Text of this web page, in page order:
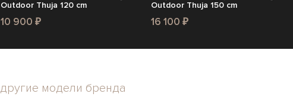
Outdoor Thuja 120 cm
10 900 ₽
Outdoor Thuja 150 cm
16 100 ₽
другие модели бренда